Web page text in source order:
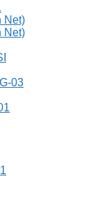
Net)
Net)
03